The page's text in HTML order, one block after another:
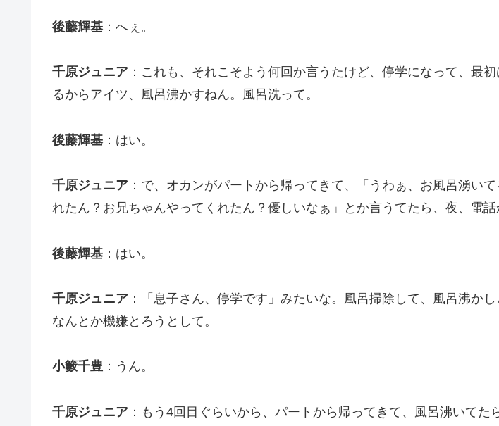
後藤輝基 ：へぇ。
千原ジュニア ：これも、それこそよう何回か言うたけど、停学になって、最
るからアイツ、風呂沸かすねん。風呂洗って。
後藤輝基 ：はい。
千原ジュニア ：で、オカンがパートから帰ってきて、「うわぁ、お風呂湧い
れたん？お兄ちゃんやってくれたん？優しいなぁ」とか言うてたら、夜、電話
後藤輝基 ：はい。
千原ジュニア ：「息子さん、停学です」みたいな。風呂掃除して、風呂沸かし
なんとか機嫌とろうとして。
小籔千豊 ：うん。
千原ジュニア ：もう4回目ぐらいから、パートから帰ってきて、風呂沸いてた